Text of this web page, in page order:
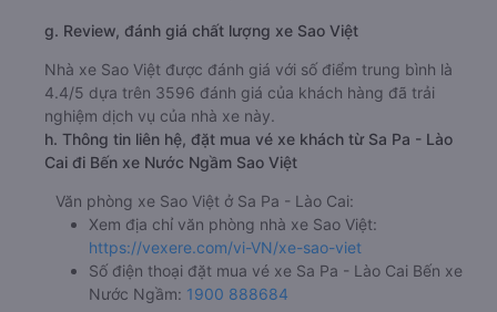
g. Review, đánh giá chất lượng xe Sao Việt
Nhà xe Sao Việt được đánh giá với số điểm trung bình là
4.4/5 dựa trên 3596 đánh giá của khách hàng đã trải
nghiệm dịch vụ của nhà xe này.
h. Thông tin liên hệ, đặt mua vé xe khách từ Sa Pa - Lào
Cai đi Bến xe Nước Ngầm Sao Việt
Văn phòng xe Sao Việt ở Sa Pa - Lào Cai:
Xem địa chỉ văn phòng nhà xe Sao Việt:
https://vexere.com/vi-VN/xe-sao-viet
Số điện thoại đặt mua vé xe Sa Pa - Lào Cai Bến xe
Nước Ngầm: 1900 888684